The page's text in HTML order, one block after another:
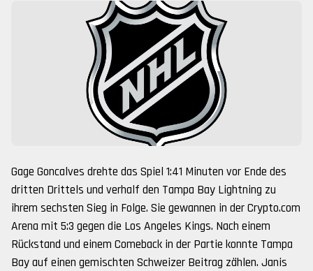
Gage Goncalves drehte das Spiel 1:41 Minuten vor Ende des
dritten Drittels und verhalf den Tampa Bay Lightning zu
ihrem sechsten Sieg in Folge. Sie gewannen in der Crypto.com
Arena mit 5:3 gegen die Los Angeles Kings. Nach einem
Rückstand und einem Comeback in der Partie konnte Tampa
Bay auf einen gemischten Schweizer Beitrag zählen. Janis